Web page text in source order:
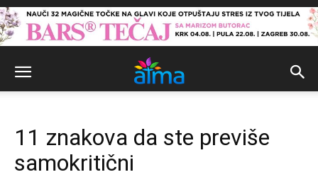
11 znakova da ste previše
samokritični